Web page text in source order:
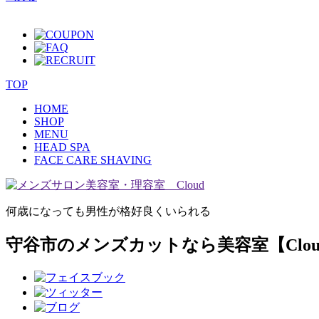
TOP
HOME
SHOP
MENU
HEAD SPA
FACE CARE SHAVING
何歳になっても男性が格好良くいられる
守谷市のメンズカットなら美容室【